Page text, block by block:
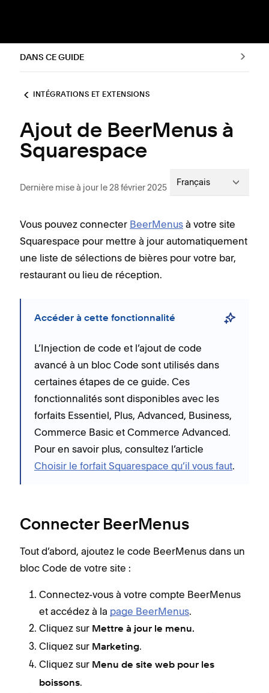
DANS CE GUIDE
INTÉGRATIONS ET EXTENSIONS
Ajout de BeerMenus à
Squarespace
Dernière mise à jour le 28 février 2025 Français
Vous pouvez connecter BeerMenus à votre site
Squarespace pour mettre à jour automatiquement
une liste de sélections de bières pour votre bar,
restaurant ou lieu de réception.
Accéder à cette fonctionnalité
L’Injection de code et l’ajout de code
avancé à un bloc Code sont utilisés dans
certaines étapes de ce guide. Ces
fonctionnalités sont disponibles avec les
forfaits Essentiel, Plus, Advanced, Business,
Commerce Basic et Commerce Advanced.
Pour en savoir plus, consultez l’article
Choisir le forfait Squarespace qu’il vous faut.
Connecter BeerMenus
Tout d’abord, ajoutez le code BeerMenus dans un
bloc Code de votre site :
Connectez-vous à votre compte BeerMenus
et accédez à la page BeerMenus.
Cliquez sur Mettre à jour le menu.
Cliquez sur Marketing.
Cliquez sur Menu de site web pour les
boissons.